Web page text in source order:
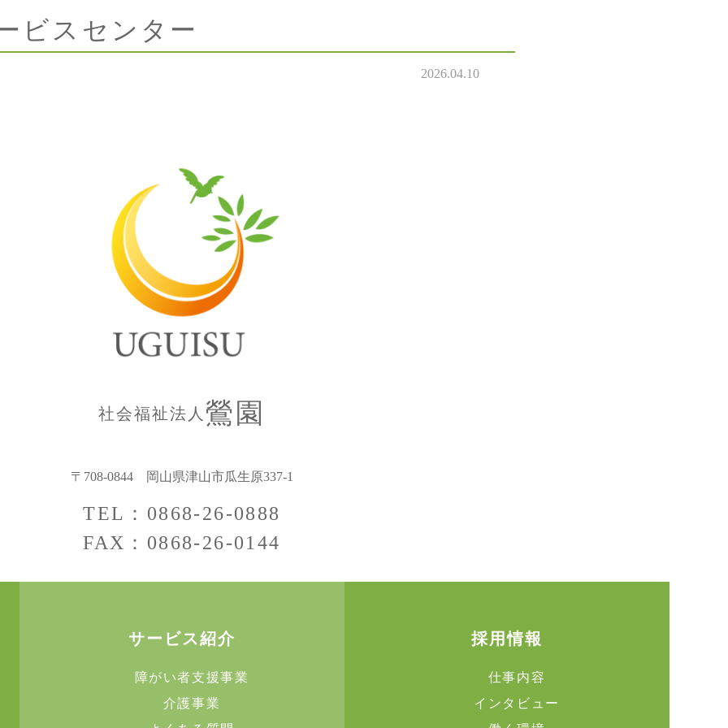
ビスセンター
2026.04.10
社会福祉法人 鶯園
〒708-0844 岡山県津山市瓜生原337-1
TEL：0868-26-0888
FAX：0868-26-0144
サービス紹介
障がい者支援事業
介護事業
採用情報
仕事内容
インタビュー